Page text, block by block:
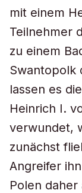
mit einem
Teilnehmer
zu einem
Swantopolk
lassen es
Heinrich I.
verwundet,
zunächst
Angreifer
Polen daher